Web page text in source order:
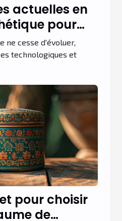
actuelles en
pour
ne cesse d'évoluer,
technologiques et
pour choisir
de